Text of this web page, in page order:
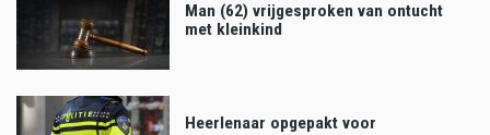
Man (62) vrijgesproken van ontucht
met kleinkind
Heerlenaar opgepakt voor